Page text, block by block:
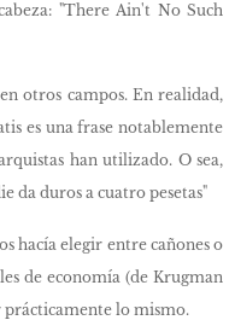
"There Ain't No Such
otros campos. En realidad,
es una frase notablemente
han utilizado. O sea,
da duros a cuatro pesetas"
hacía elegir entre cañones o
de economía (de Krugman
prácticamente lo mismo.